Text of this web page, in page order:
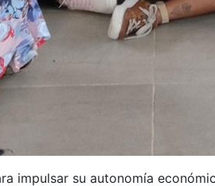
impulsar su autonomía